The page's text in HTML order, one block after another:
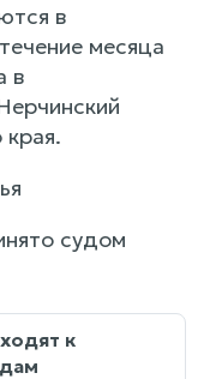
в
месяца
в
судом
к